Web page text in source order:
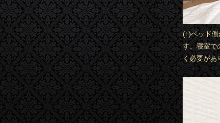
(↑)ベッド
す。寝室で
く必要があ